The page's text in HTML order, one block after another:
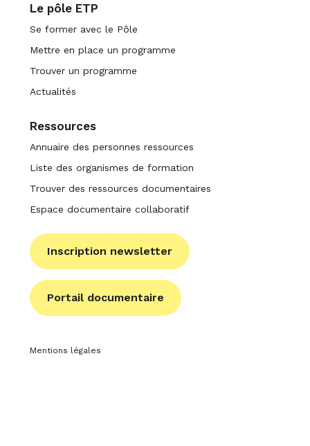
Le pôle ETP
Se former avec le Pôle
Mettre en place un programme
Trouver un programme
Actualités
Ressources
Annuaire des personnes ressources
Liste des organismes de formation
Trouver des ressources documentaires
Espace documentaire collaboratif
Inscription newsletter
Portail documentaire
Mentions légales